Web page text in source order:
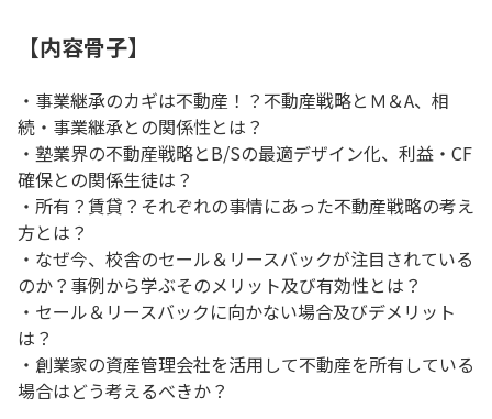
【内容骨子】
・事業継承のカギは不動産！？不動産戦略とＭ＆A、相
続・事業継承との関係性とは？
・塾業界の不動産戦略とB/Sの最適デザイン化、利益・CF
確保との関係生徒は？
・所有？賃貸？それぞれの事情にあった不動産戦略の考え
方とは？
・なぜ今、校舎のセール＆リースバックが注目されている
のか？事例から学ぶそのメリット及び有効性とは？
・セール＆リースバックに向かない場合及びデメリット
は？
・創業家の資産管理会社を活用して不動産を所有している
場合はどう考えるべきか？